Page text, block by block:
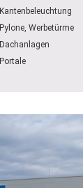
Kantenbeleuchtung
Pylone, Werbetürme
Dachanlagen
Portale